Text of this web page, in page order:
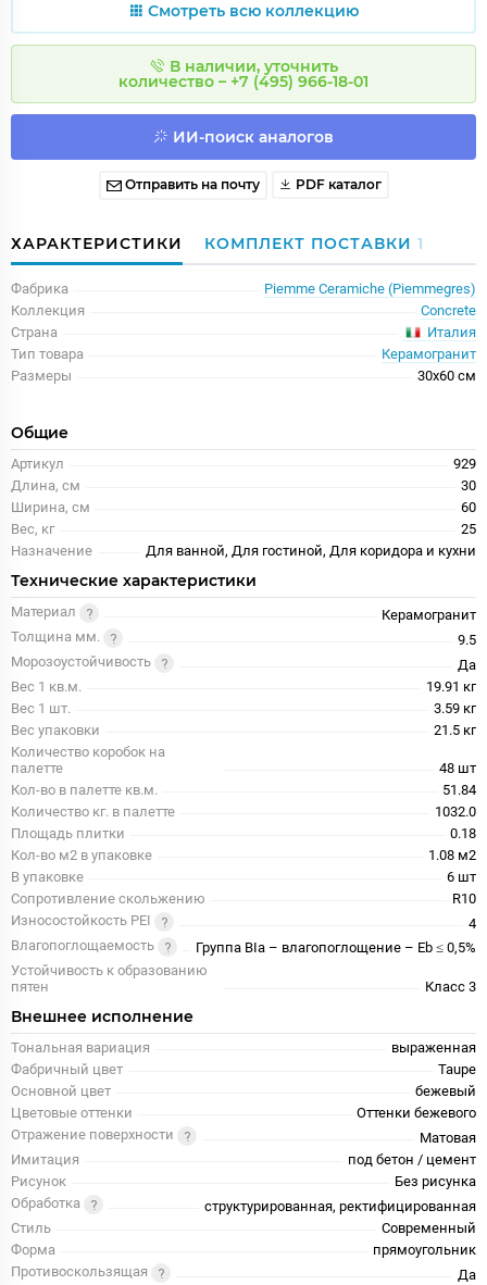
Смотреть всю коллекцию
В наличии, уточнить
количество – +7 (495) 966-18-01
ИИ-поиск аналогов
Отправить на почту PDF каталог
ХАРАКТЕРИСТИКИ КОМПЛЕКТ ПОСТАВКИ 1
Фабрика
Piemme Ceramiche (Piemmegres)
Коллекция
Concrete
Страна
Италия
Тип товара
Керамогранит
Размеры
30x60 см
Общие
Артикул
929
Длина, см
30
Ширина, см
60
Вес, кг
25
Назначение
Для ванной, Для гостиной, Для коридора и кухни
Технические характеристики
Материал
Керамогранит
Толщина мм.
9.5
Морозоустойчивость
Да
Вес 1 кв.м.
19.91 кг
Вес 1 шт.
3.59 кг
Вес упаковки
21.5 кг
Количество коробок на
палетте
48 шт
Кол-во в палетте кв.м.
51.84
Количество кг. в палетте
1032.0
Площадь плитки
0.18
Кол-во м2 в упаковке
1.08 м2
В упаковке
6 шт
Сопротивление скольжению
R10
Износостойкость PEI
4
Влагопоглощаемость
Группа BIa – влагопоглощение – Eb ≤ 0,5%
Устойчивость к образованию
пятен
Класс 3
Внешнее исполнение
Тональная вариация
выраженная
Фабричный цвет
Taupe
Основной цвет
бежевый
Цветовые оттенки
Оттенки бежевого
Отражение поверхности
Матовая
Имитация
под бетон / цемент
Рисунок
Без рисунка
Обработка
структурированная, ректифицированная
Стиль
Современный
Форма
прямоугольник
Противоскользящая
Да